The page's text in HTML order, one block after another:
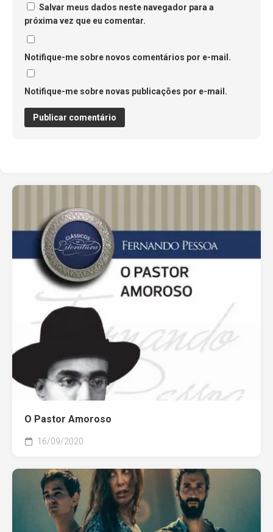
Salvar meus dados neste navegador para a
próxima vez que eu comentar.
Notifique-me sobre novos comentários por e-mail.
Notifique-me sobre novas publicações por e-mail.
O Pastor Amoroso
16/09/2020